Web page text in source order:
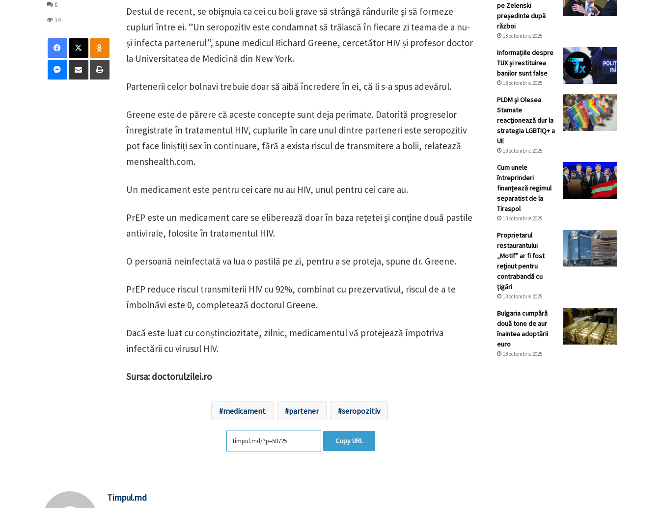
Destul de recent, se obișnuia ca cei cu boli grave să strângă rândurile și să formeze
cupluri între ei. ”Un seropozitiv este condamnat să trăiască în fiecare zi teama de a nu-
și infecta partenerul”, spune medicul Richard Greene, cercetător HIV și profesor doctor
la Universitatea de Medicină din New York.
Partenerii celor bolnavi trebuie doar să aibă încredere în ei, că li s-a spus adevărul.
Greene este de părere că aceste concepte sunt deja perimate. Datorită progreselor
înregistrate în tratamentul HIV, cuplurile în care unul dintre parteneri este seropozitiv
pot face liniștiți sex în continuare, fără a exista riscul de transmitere a bolii, relatează
menshealth.com.
Un medicament este pentru cei care nu au HIV, unul pentru cei care au.
PrEP este un medicament care se eliberează doar în baza rețetei și conține două pastile
antivirale, folosite în tratamentul HIV.
O persoană neinfectată va lua o pastilă pe zi, pentru a se proteja, spune dr. Greene.
PrEP reduce riscul transmiterii HIV cu 92%, combinat cu prezervativul, riscul de a te
îmbolnăvi este 0, completează doctorul Greene.
Dacă este luat cu conștinciozitate, zilnic, medicamentul vă protejează împotriva
infectării cu virusul HIV.
Sursa: doctorulzilei.ro
medicament partener seropozitiv
Copy URL
0
14
Facebook
X Odnoklassniki
Messenger
Distribuie prin mail Tipărește
Timpul.md
pe Zelenski
președinte după
război
13 octombrie 2025
Informațiile despre
TUX și restituirea
banilor sunt false
13 octombrie 2025
PLDM și Olesea
Stamate
reacționează dur la
strategia LGBTIQ+ a
UE
13 octombrie 2025
Cum unele
întreprinderi
finanțează regimul
separatist de la
Tiraspol
13 octombrie 2025
Proprietarul
restaurantului
„Motif” ar fi fost
reținut pentru
contrabandă cu
țigări
13 octombrie 2025
Bulgaria cumpără
două tone de aur
înaintea adoptării
euro
13 octombrie 2025